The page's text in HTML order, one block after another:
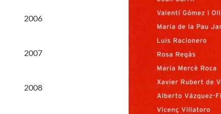
2006
2007
2008